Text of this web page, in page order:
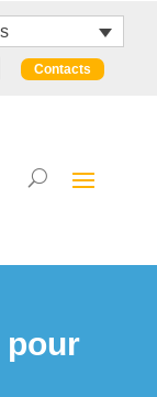
Contacts
pour